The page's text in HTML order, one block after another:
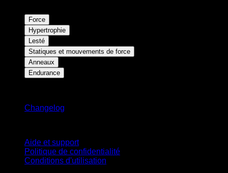
Force
Hypertrophie
Lesté
Statiques et mouvements de force
Anneaux
Endurance
Changelog
Aide et support
Politique de confidentialité
Conditions d'utilisation